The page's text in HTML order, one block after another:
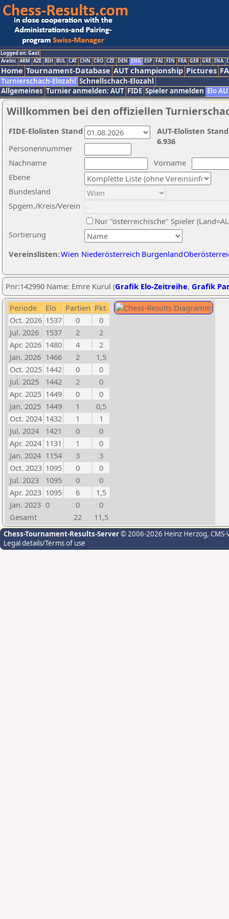
Logged on: Gast
Arabic ARM AZE BIH BUL CAT CHN CRO CZE DEN ENG ESP FAI FIN FRA GER GRE INA
Home Tournament-Database AUT championship Pictures
Turnierschach-Elozahl Schnellschach-Elozahl
Allgemeines Turnier anmelden: AUT FIDE Spieler anmelden Elo
Willkommen bei den offiziellen
Nachname
Vorname
Ebene
Sortierung
Personennummer
Bundesland
Spgem./Kreis/Verein
Nur "österreichische" Spieler
Vereinslisten:Wien Niederösterreich Burgenland
AUT-Elolisten
6.936
FIDE-Elolisten Stand
Pnr:142990 Name: Emre Kurul (Grafik Elo-Zeitreihe, Grafik
Periode Elo Partien Pkt.
Oct. 2026 1537 0
0
Jul. 2026
1537 2
2
Apr. 2026 1480 4
2
Jan. 2026 1466 2
1,5
Oct. 2025 1442 0
0
Jul. 2025
1442 2
0
Apr. 2025 1449 0
0
Jan. 2025 1449 1
0,5
Oct. 2024 1432 1
1
Jul. 2024
1421 0
0
Apr. 2024 1131 1
0
Jan. 2024 1154 3
3
Oct. 2023 1095 0
0
Jul. 2023
1095 0
0
Apr. 2023 1095 6
1,5
Jan. 2023 0 0
0
Gesamt
22 11,5
Chess-Tournament-Results-Server© 2006-2026 Heinz Herzog,
Legal details/Terms of use